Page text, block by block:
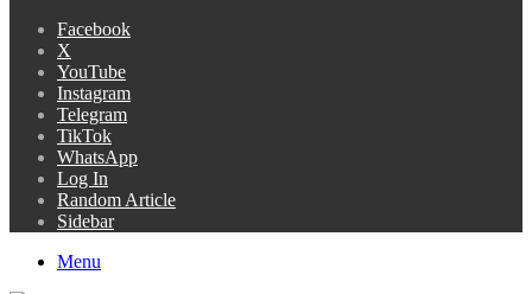
Facebook
X
YouTube
Instagram
Telegram
TikTok
WhatsApp
Log In
Random Article
Sidebar
Menu